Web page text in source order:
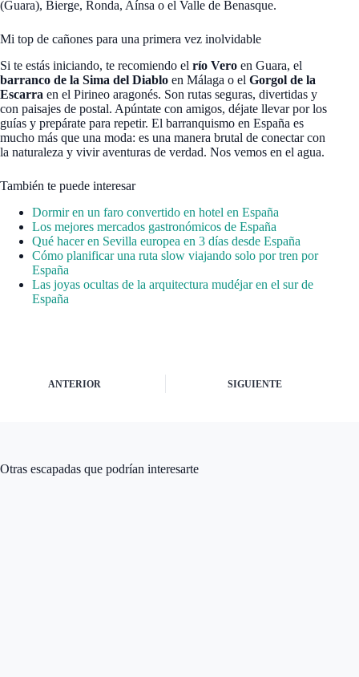
(Guara), Bierge, Ronda, Aínsa o el Valle de Benasque.
Mi top de cañones para una primera vez inolvidable
Si te estás iniciando, te recomiendo el río Vero en Guara, el
barranco de la Sima del Diablo en Málaga o el Gorgol de la
Escarra en el Pirineo aragonés. Son rutas seguras, divertidas y
con paisajes de postal. Apúntate con amigos, déjate llevar por los
guías y prepárate para repetir. El barranquismo en España es
mucho más que una moda: es una manera brutal de conectar con
la naturaleza y vivir aventuras de verdad. Nos vemos en el agua.
También te puede interesar
Dormir en un faro convertido en hotel en España
Los mejores mercados gastronómicos de España
Qué hacer en Sevilla europea en 3 días desde España
Cómo planificar una ruta slow viajando solo por tren por
España
Las joyas ocultas de la arquitectura mudéjar en el sur de
España
ANTERIOR SIGUIENTE
Otras escapadas que podrían interesarte